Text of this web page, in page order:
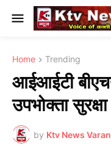
Home Trending
आईआईटी
उपभोक्ता
by Ktv News